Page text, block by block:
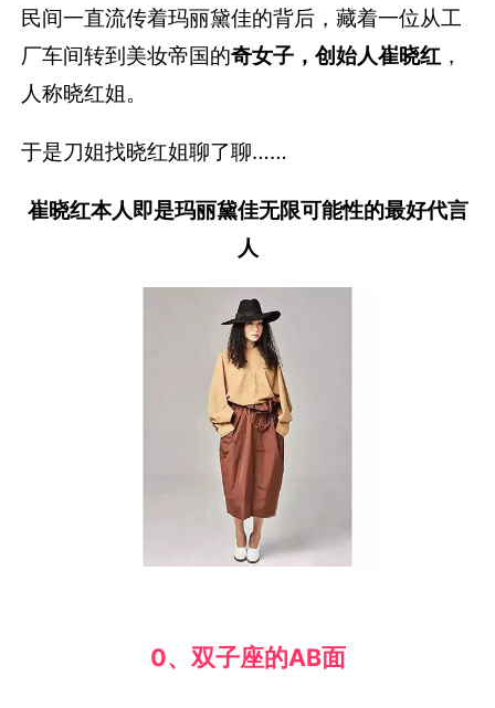
民间一直流传着玛丽黛佳的背后，藏着一位从工
厂车间转到美妆帝国的奇女子，创始人崔晓红 ，
人称晓红姐。
于是刀姐找晓红姐聊了聊……
崔晓红本人即是玛丽黛佳无限可能性的最好代言
人
0、 双子座的AB面